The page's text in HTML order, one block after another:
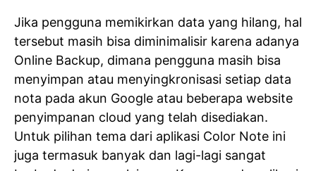
Jika pengguna memikirkan data yang hilang, hal
tersebut masih bisa diminimalisir karena adanya
Online Backup, dimana pengguna masih bisa
menyimpan atau menyingkronisasi setiap data
nota pada akun Google atau beberapa website
penyimpanan cloud yang telah disediakan.
Untuk pilihan tema dari aplikasi Color Note ini
juga termasuk banyak dan lagi-lagi sangat